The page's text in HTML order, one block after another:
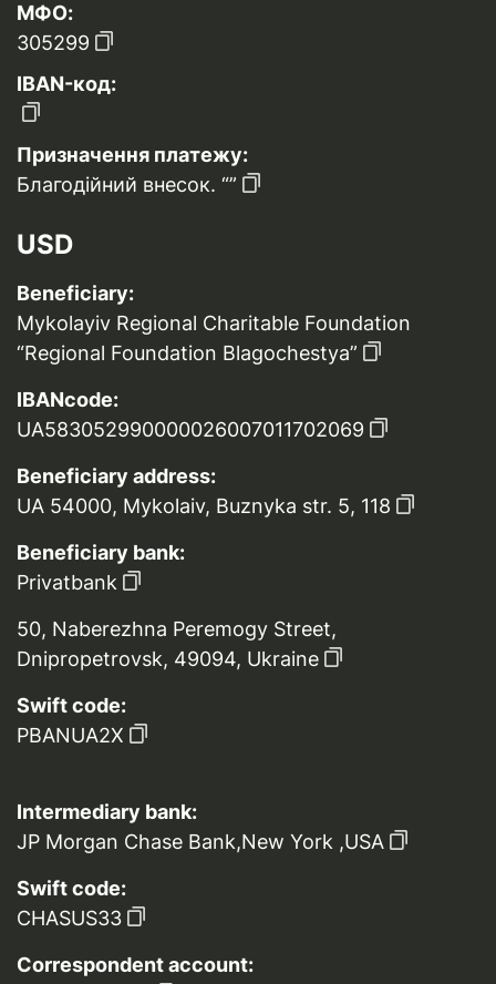
МФО:
305299
IBAN-код:
Призначення платежу:
Благодійний внесок. “”
USD
Beneficiary:
Mykolayiv Regional Charitable Foundation
“Regional Foundation Blagochestya”
IBANcode:
UA583052990000026007011702069
Beneficiary address:
UA 54000, Mykolaiv, Buznyka str. 5, 118
Beneficiary bank:
Privatbank
50, Naberezhna Peremogy Street,
Dnipropetrovsk, 49094, Ukraine
Swift code:
PBANUA2X
Intermediary bank:
JP Morgan Chase Bank,New York ,USA
Swift code:
CHASUS33
Correspondent account: